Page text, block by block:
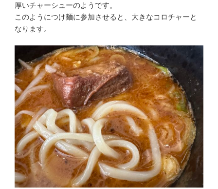
厚いチャーシューのようです。
このようにつけ麺に参加させると、大きなコロチャーと
なります。